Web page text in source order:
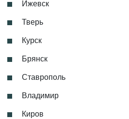
Ижевск
Тверь
Курск
Брянск
Ставрополь
Владимир
Киров